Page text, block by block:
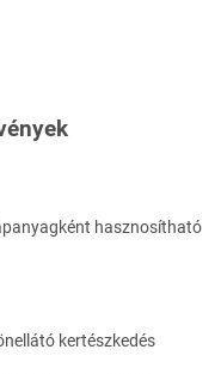
hasznosítható
kertészkedés